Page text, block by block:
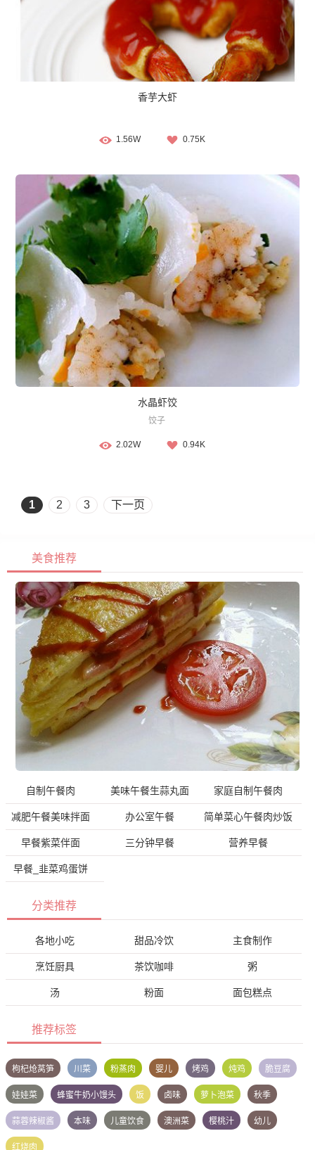
香芋大虾
1.56W 0.75K
水晶虾饺
饺子
2.02W 0.94K
1 2 3 下一页
美食推荐
自制午餐肉 美味午餐生蒜丸面 家庭自制午餐肉
减肥午餐美味拌面 办公室午餐 简单菜心午餐肉炒饭
早餐紫菜伴面 三分钟早餐 营养早餐
早餐_韭菜鸡蛋饼
分类推荐
各地小吃 甜品冷饮 主食制作
烹饪厨具 茶饮咖啡 粥
汤 粉面 面包糕点
推荐标签
枸杞炝莴笋 川菜 粉蒸肉 婴儿 烤鸡 炖鸡 脆豆腐
娃娃菜 蜂蜜牛奶小馒头 饭 卤味 萝卜泡菜 秋季
蒜蓉辣椒酱 本味 儿童饮食 澳洲菜 樱桃汁 幼儿
红烧肉